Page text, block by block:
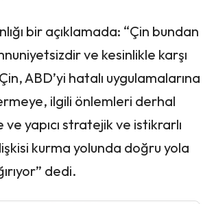
bir açıklamada: “Çin bundan
ve kesinlikle karşı
ABD’yi hatalı uygulamalarına
ilgili önlemleri derhal
yapıcı stratejik ve istikrarlı
kurma yolunda doğru yola
dedi.